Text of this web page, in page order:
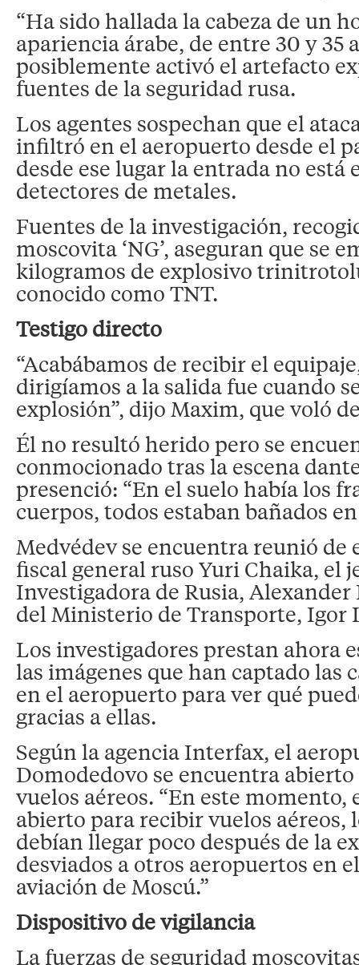
“Ha sido hallada la cabeza de un
apariencia árabe, de entre 30 y 35
posiblemente activó el artefacto
fuentes de la seguridad rusa.
Los agentes sospechan que el
infiltró en el aeropuerto desde el
desde ese lugar la entrada no está
detectores de metales.
Fuentes de la investigación,
moscovita ‘NG’, aseguran que se
kilogramos de explosivo
conocido como TNT.
Testigo directo
“Acabábamos de recibir el
dirigíamos a la salida fue cuando
explosión”, dijo Maxim, que voló
Él no resultó herido pero se
conmocionado tras la escena
presenció: “En el suelo había los
cuerpos, todos estaban bañados
Medvédev se encuentra reunió de
fiscal general ruso Yuri Chaika, el
Investigadora de Rusia,
del Ministerio de Transporte, Igor
Los investigadores prestan ahora
las imágenes que han captado las
en el aeropuerto para ver qué
gracias a ellas.
Según la agencia Interfax, el
Domodedovo se encuentra
vuelos aéreos. “En este momento,
abierto para recibir vuelos aéreos,
debían llegar poco después de la
desviados a otros aeropuertos en
aviación de Moscú.”
Dispositivo de vigilancia
La fuerzas de seguridad